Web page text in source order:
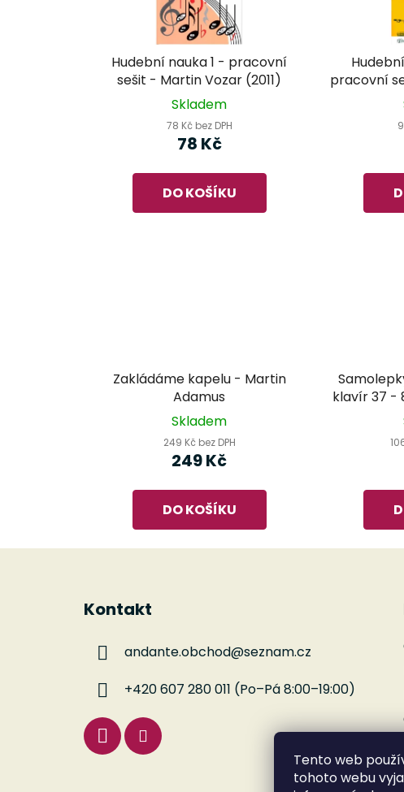
Tento web
tohoto webu
Hudební nauka 1 - pracovní
sešit - Martin Vozar (2011)
Skladem
78 Kč bez DPH
78 Kč
DO KOŠÍKU
pracovní
Zakládáme kapelu - Martin
Adamus
Skladem
249 Kč bez DPH
249 Kč
DO KOŠÍKU
klavír 37 -
Kontakt
andante.obchod@seznam.cz
+420 607 280 011 (Po–Pá 8:00–19:00)